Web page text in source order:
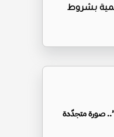
بشروط
صورة متجدّدة